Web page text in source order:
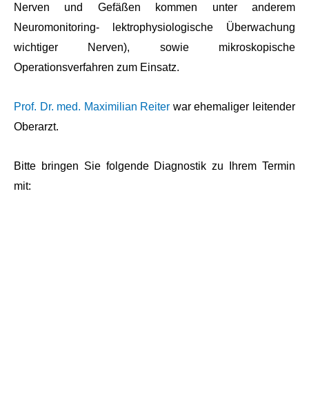
Nerven und Gefäßen kommen unter anderem
Neuromonitoring- lektrophysiologische Überwachung
wichtiger Nerven), sowie mikroskopische
Operationsverfahren zum Einsatz.
Prof. Dr. med. Maximilian Reiter war ehemaliger leitender
Oberarzt.
Bitte bringen Sie folgende Diagnostik zu Ihrem Termin
mit: